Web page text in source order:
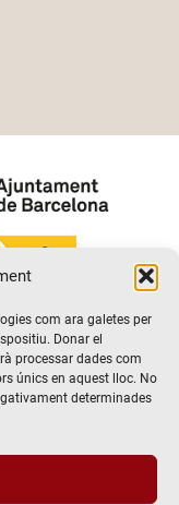
com ara galetes per
Donar el
processar dades com
únics en aquest lloc. No
determinades